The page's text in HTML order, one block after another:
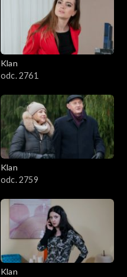
Klan
odc. 2761
Klan
odc. 2759
Klan